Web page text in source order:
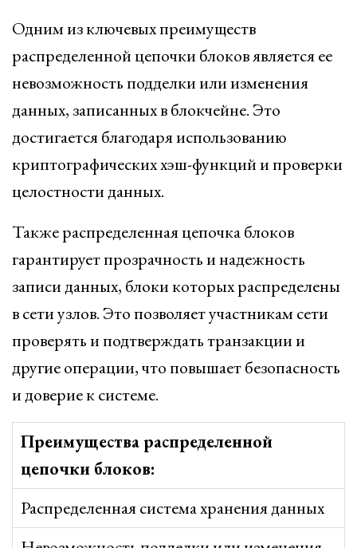
Одним из ключевых преимуществ
распределенной цепочки блоков является ее
невозможность подделки или изменения
данных, записанных в блокчейне. Это
достигается благодаря использованию
криптографических хэш-функций и проверки
целостности данных.
Также распределенная цепочка блоков
гарантирует прозрачность и надежность
записи данных, блоки которых распределены
в сети узлов. Это позволяет участникам сети
проверять и подтверждать транзакции и
другие операции, что повышает безопасность
и доверие к системе.
Преимущества распределенной
цепочки блоков:
Распределенная система хранения данных